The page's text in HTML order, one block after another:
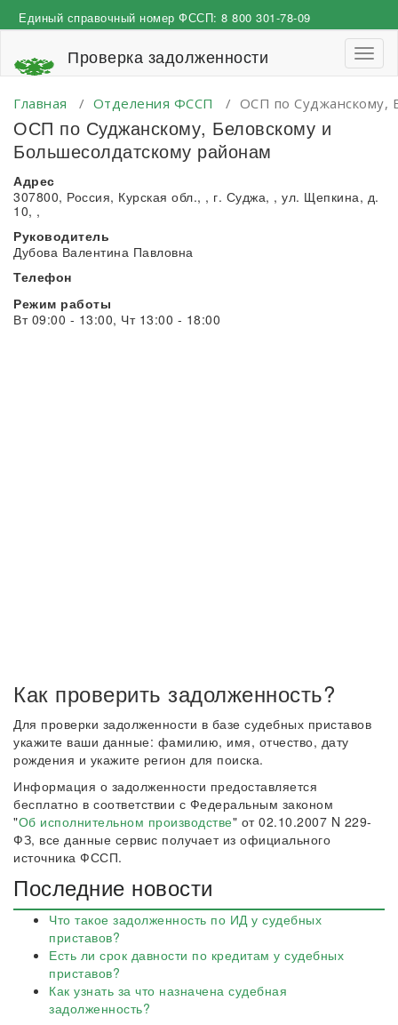
к
Единый справочный номер ФССП: 8 800 301-78-09
Проверка задолженности
Главная / Отделения ФССП / ОСП по Суджанскому,
ОСП по Суджанскому, Беловскому и
Большесолдатскому районам
Адрес
307800, Россия, Курская обл., , г. Суджа, , ул. Щепкина, д.
10, ,
Руководитель
Дубова Валентина Павловна
Телефон
Режим работы
Вт 09:00 - 13:00, Чт 13:00 - 18:00
Как проверить задолженность?
Для проверки задолженности в базе судебных приставов
укажите ваши данные: фамилию, имя, отчество, дату
рождения и укажите регион для поиска.
Информация о задолженности предоставляется
бесплатно в соответствии с Федеральным законом
"Об исполнительном производстве" от 02.10.2007 N 229-
ФЗ, все данные сервис получает из официального
источника ФССП.
Последние новости
Что такое задолженность по ИД у судебных
приставов?
Есть ли срок давности по кредитам у судебных
приставов?
Как узнать за что назначена судебная
задолженность?